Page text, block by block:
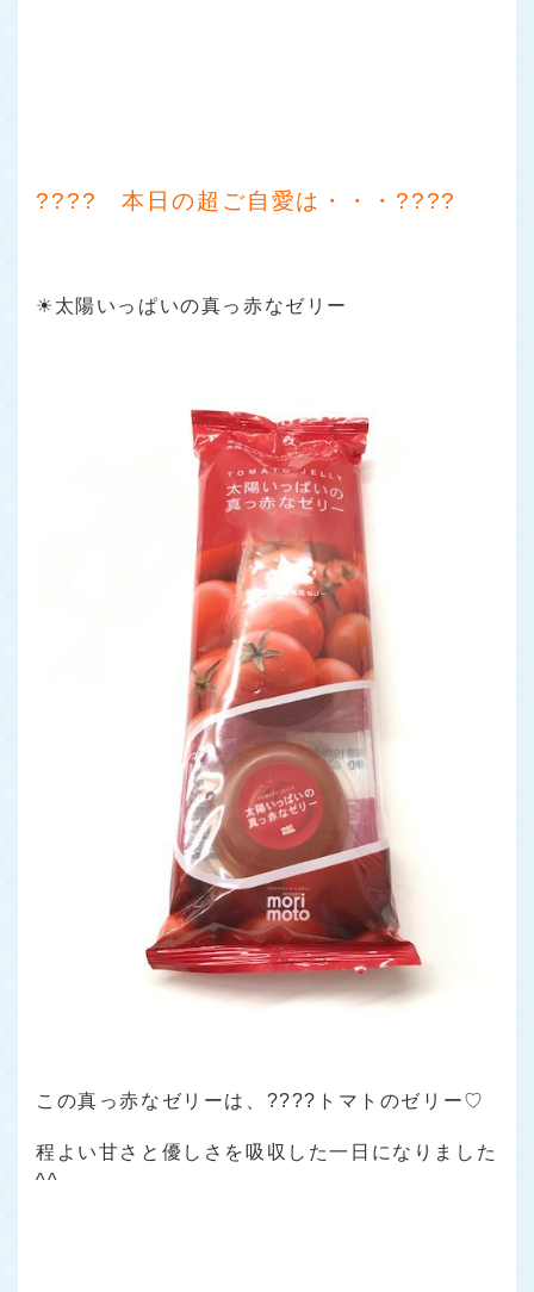
???? 本日の超ご自愛は・・・????
☀太陽いっぱいの真っ赤なゼリー
この真っ赤なゼリーは、????トマトのゼリー♡
程よい甘さと優しさを吸収した一日になりました
^^